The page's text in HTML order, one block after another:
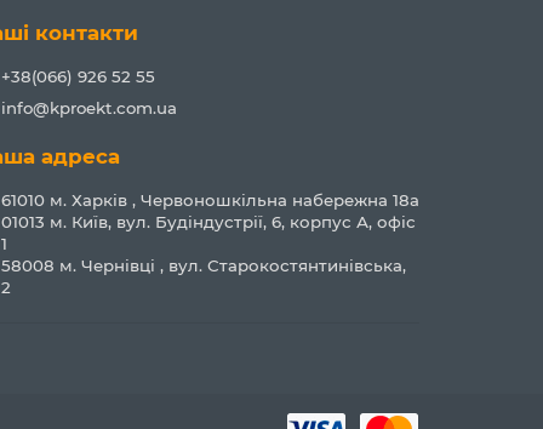
контакти
+38(066) 926 52 55
info@kproekt.com.ua
адреса
61010 м. Харків , Червоношкільна набережна 18а
01013 м. Київ, вул. Будіндустрії, 6, корпус А, офіс
1
58008 м. Чернівці , вул. Старокостянтинівська,
2